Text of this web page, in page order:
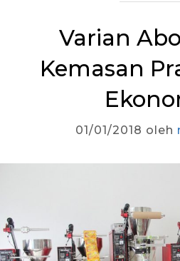
Varian
Kemasan
01/01/2018 oleh